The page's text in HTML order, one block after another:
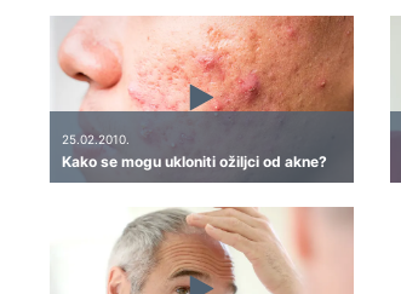
25.02.2010.
Kako se mogu ukloniti ožiljci od akne?